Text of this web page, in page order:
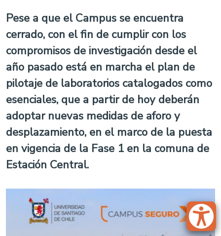
Pese a que el Campus se encuentra
cerrado, con el fin de cumplir con los
compromisos de investigación desde el
año pasado está en marcha el plan de
pilotaje de laboratorios catalogados como
esenciales, que a partir de hoy deberán
adoptar nuevas medidas de aforo y
desplazamiento, en el marco de la puesta
en vigencia de la Fase 1 en la comuna de
Estación Central.